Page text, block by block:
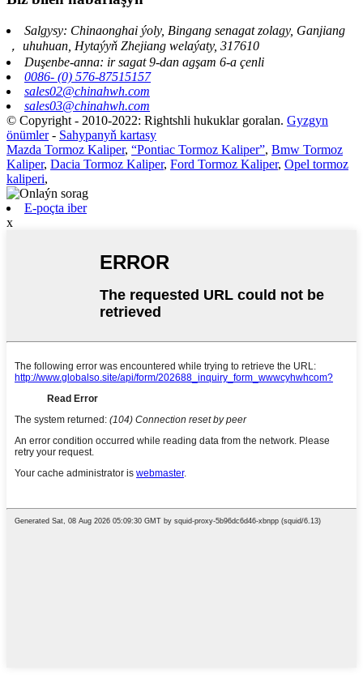
Salgysy: Chinaonghai ýoly, Bingang senagat zolagy, Ganjiang
， uhuhuan, Hytaýyň Zhejiang welaýaty, 317610
Duşenbe-anna: ir sagat 9-dan agşam 6-a çenli
0086- (0) 576-87515157
sales02@chinahwh.com
sales03@chinahwh.com
© Copyright - 2010-2022: Rightshli hukuklar goralan. Gyzgyn
önümler- Sahypanyň kartasy
Mazda Tormoz Kaliper, “Pontiac Tormoz Kaliper”, Bmw Tormoz
Kaliper, Dacia Tormoz Kaliper, Ford Tormoz Kaliper, Opel tormoz
kaliperi,
E-poçta iber
x